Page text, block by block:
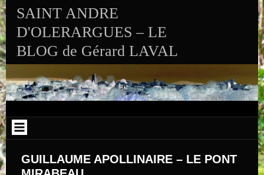
SAINT ANDRE
D'OLERARGUES – LE
BLOG de Gérard LAVAL
GUILLAUME APOLLINAIRE – LE PONT